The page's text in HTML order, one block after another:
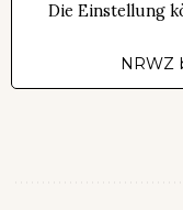
Die Einstellung
NRWZ